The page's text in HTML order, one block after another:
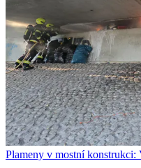
Plameny v mostní